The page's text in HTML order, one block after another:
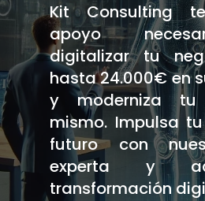
Kit Consulting
apoyo
digitalizar tu
hasta 24.000€ en
y moderniza tu
mismo. Impulsa
futuro con
experta y
transformación